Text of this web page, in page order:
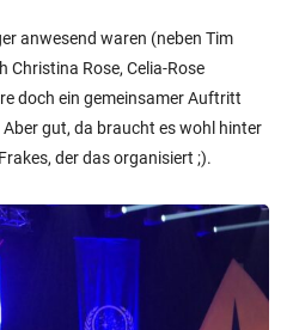
anwesend waren (neben Tim
Christina Rose, Celia-Rose
doch ein gemeinsamer Auftritt
gut, da braucht es wohl hinter
der das organisiert ;).